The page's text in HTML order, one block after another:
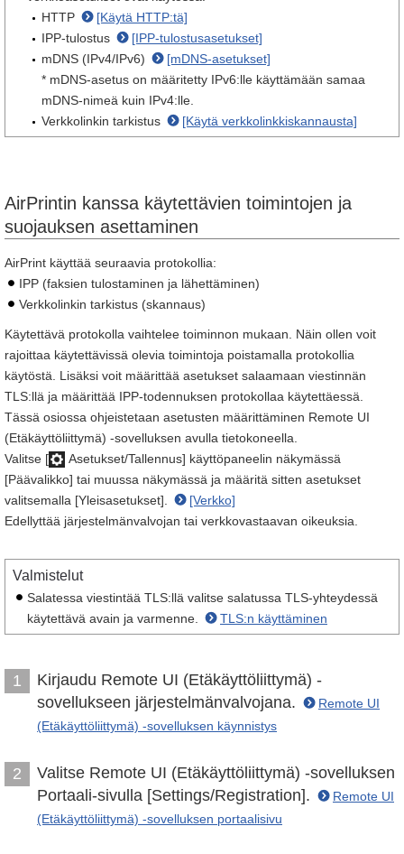
HTTP
[Käytä HTTP:tä]
IPP-tulostus
[IPP-tulostusasetukset]
mDNS (IPv4/IPv6)
[mDNS-asetukset]
* mDNS-asetus on määritetty IPv6:lle käyttämään samaa
mDNS-nimeä kuin IPv4:lle.
Verkkolinkin tarkistus
[Käytä verkkolinkkiskannausta]
AirPrintin kanssa käytettävien toimintojen ja
suojauksen asettaminen
AirPrint käyttää seuraavia protokollia:
IPP (faksien tulostaminen ja lähettäminen)
Verkkolinkin tarkistus (skannaus)
Käytettävä protokolla vaihtelee toiminnon mukaan. Näin ollen voit
rajoittaa käytettävissä olevia toimintoja poistamalla protokollia
käytöstä. Lisäksi voit määrittää asetukset salaamaan viestinnän
TLS:llä ja määrittää IPP-todennuksen protokollaa käytettäessä.
Tässä osiossa ohjeistetaan asetusten määrittäminen Remote UI
(Etäkäyttöliittymä) -sovelluksen avulla tietokoneella.
Valitse [
Asetukset/Tallennus] käyttöpaneelin näkymässä
[Päävalikko] tai muussa näkymässä ja määritä sitten asetukset
valitsemalla [Yleisasetukset].
[Verkko]
Edellyttää järjestelmänvalvojan tai verkkovastaavan oikeuksia.
Valmistelut
Salatessa viestintää TLS:llä valitse salatussa TLS-yhteydessä
käytettävä avain ja varmenne.
TLS:n käyttäminen
1
Kirjaudu Remote UI (Etäkäyttöliittymä) -
sovellukseen järjestelmänvalvojana.
Remote UI
(Etäkäyttöliittymä) -sovelluksen käynnistys
2
Valitse Remote UI (Etäkäyttöliittymä) -sovelluksen
Portaali-sivulla [Settings/Registration].
Remote UI
(Etäkäyttöliittymä) -sovelluksen portaalisivu